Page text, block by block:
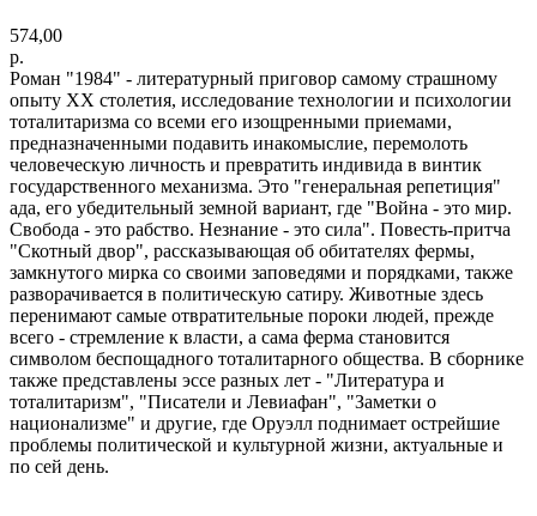
574,00
р.
Роман "1984" - литературный приговор самому страшному
опыту ХХ столетия, исследование технологии и психологии
тоталитаризма со всеми его изощренными приемами,
предназначенными подавить инакомыслие, перемолоть
человеческую личность и превратить индивида в винтик
государственного механизма. Это "генеральная репетиция"
ада, его убедительный земной вариант, где "Война - это мир.
Свобода - это рабство. Незнание - это сила". Повесть-притча
"Скотный двор", рассказывающая об обитателях фермы,
замкнутого мирка со своими заповедями и порядками, также
разворачивается в политическую сатиру. Животные здесь
перенимают самые отвратительные пороки людей, прежде
всего - стремление к власти, а сама ферма становится
символом беспощадного тоталитарного общества. В сборнике
также представлены эссе разных лет - "Литература и
тоталитаризм", "Писатели и Левиафан", "Заметки о
национализме" и другие, где Оруэлл поднимает острейшие
проблемы политической и культурной жизни, актуальные и
по сей день.